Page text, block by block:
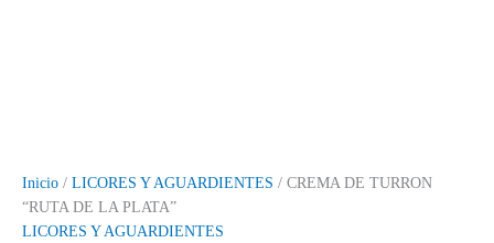
Inicio / LICORES Y AGUARDIENTES / CREMA DE TURRON
“RUTA DE LA PLATA”
LICORES Y AGUARDIENTES